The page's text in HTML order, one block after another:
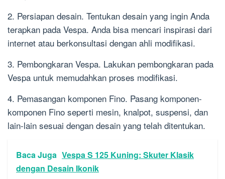
2. Persiapan desain. Tentukan desain yang ingin Anda
terapkan pada Vespa. Anda bisa mencari inspirasi dari
internet atau berkonsultasi dengan ahli modifikasi.
3. Pembongkaran Vespa. Lakukan pembongkaran pada
Vespa untuk memudahkan proses modifikasi.
4. Pemasangan komponen Fino. Pasang komponen-
komponen Fino seperti mesin, knalpot, suspensi, dan
lain-lain sesuai dengan desain yang telah ditentukan.
Baca Juga Vespa S 125 Kuning: Skuter Klasik
dengan Desain Ikonik